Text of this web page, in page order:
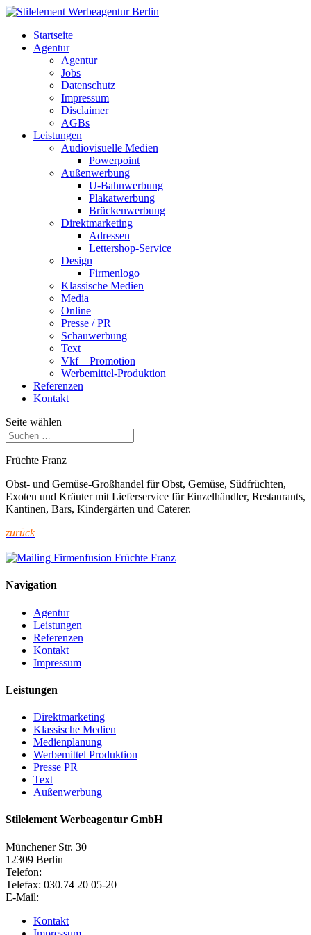
Startseite
Agentur
Agentur
Jobs
Datenschutz
Impressum
Disclaimer
AGBs
Leistungen
Audiovisuelle Medien
Powerpoint
Außenwerbung
U-Bahnwerbung
Plakatwerbung
Brückenwerbung
Direktmarketing
Adressen
Lettershop-Service
Design
Firmenlogo
Klassische Medien
Media
Online
Presse / PR
Schauwerbung
Text
Vkf – Promotion
Werbemittel-Produktion
Referenzen
Kontakt
Seite wählen
Früchte Franz
Obst- und Gemüse-Großhandel für Obst, Gemüse, Südfrüchten,
Exoten und Kräuter mit Lieferservice für Einzelhändler, Restaurants,
Kantinen, Bars, Kindergärten und Caterer.
zurück
Navigation
Agentur
Leistungen
Referenzen
Kontakt
Impressum
Leistungen
Direktmarketing
Klassische Medien
Medienplanung
Werbemittel Produktion
Presse PR
Text
Außenwerbung
Stilelement Werbeagentur GmbH
Münchener Str. 30
12309 Berlin
Telefon:
Telefax: 030.74 20 05-20
E-Mail:
Kontakt